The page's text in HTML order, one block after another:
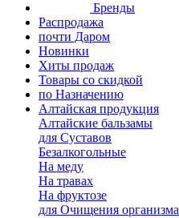
Бренды
Распродажа
почти Даром
Новинки
Хиты продаж
Товары со скидкой
по Назначению
Алтайская продукция
Алтайские бальзамы
для Суставов
Безалкогольные
На меду
На травах
На фруктозе
для Очищения организма